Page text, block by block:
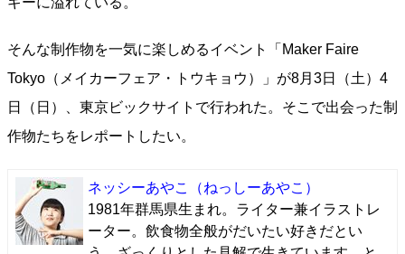
そんな制作物を一気に楽しめるイベント「Maker Faire
Tokyo（メイカーフェア・トウキョウ）」が8月3日（土）4
日（日）、東京ビックサイトで行われた。そこで出会った制
作物たちをレポートしたい。
ネッシーあやこ
（ねっしーあやこ）
1981年群馬県生まれ。ライター兼イラストレ
ーター。飲食物全般がだいたい好きだとい